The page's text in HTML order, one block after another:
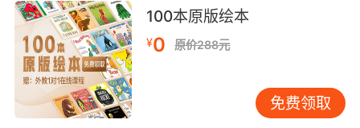
绘画风格也是吸引孩子兴趣的关键。色彩鲜艳、
形象可爱的插画往往能够第一时间抓住孩子的注
意力。例如，一些以动物为主角的绘本，画家会
将动物画得栩栩如生，表情丰富，动作生动。孩
子看到这样精美的插画，会被深深吸引，进而想
100本原版绘本
¥0 原价288元
免费领取